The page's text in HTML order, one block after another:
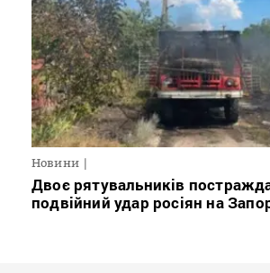
Новини
Двоє рятувальників
подвійний удар росіян на